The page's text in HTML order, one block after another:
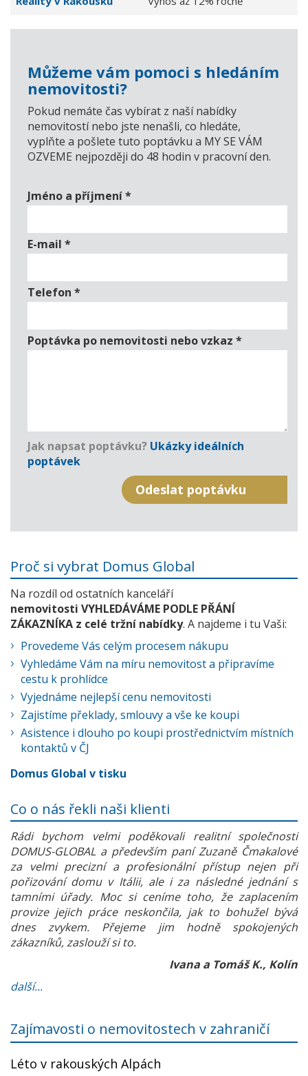
Můžeme vám pomoci s hledáním
nemovitosti?
Pokud nemáte čas vybírat z naší nabídky
nemovitostí nebo jste nenašli, co hledáte,
vyplňte a pošlete tuto poptávku a MY SE VÁM
OZVEME nejpozději do 48 hodin v pracovní den.
Jméno a příjmení*
E-mail *
Telefon *
Poptávka po nemovitosti nebo vzkaz *
Jak napsat poptávku? Ukázky ideálních
poptávek
Proč si vybrat Domus Global
Na rozdíl od ostatních kanceláří
nemovitosti VYHLEDÁVÁME PODLE PŘÁNÍ
ZÁKAZNÍKA z celé tržní nabídky. A najdeme i tu Vaši:
Provedeme Vás celým procesem nákupu
Vyhledáme Vám na míru nemovitost a připravíme
cestu k prohlídce
Vyjednáme nejlepší cenu nemovitosti
Zajistíme překlady, smlouvy a vše ke koupi
Asistence i dlouho po koupi prostřednictvím místních
kontaktů v ČJ
Domus Global v tisku
Co o nás řekli naši klienti
Rádi bychom velmi poděkovali realitní společnosti
DOMUS-GLOBAL a především paní Zuzaně Čmakalové
za velmi precizní a profesionální přístup nejen při
pořizování domu v Itálii, ale i za následné jednání s
tamními úřady. Moc si ceníme toho, že zaplacením
provize jejich práce neskončila, jak to bohužel bývá
dnes zvykem. Přejeme jim hodně spokojených
zákazníků, zaslouží si to.
Ivana a Tomáš K., Kolín
další...
Zajímavosti o nemovitostech v zahraničí
Léto v rakouských Alpách